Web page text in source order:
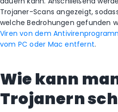
Trojaner-Scans angezeigt,
welche Bedrohungen gefunden
Viren von dem
vom PC oder Mac entfernt.
Wie kann
Trojanern